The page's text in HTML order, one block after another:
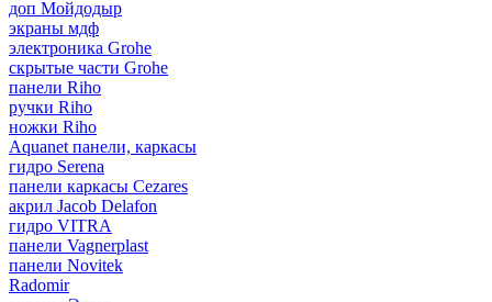
доп Мойдодыр
экраны мдф
электроника Grohe
скрытые части Grohe
панели Riho
ручки Riho
ножки Riho
Aquanet панели, каркасы
гидро Serena
панели каркасы Cezares
акрил Jacob Delafon
гидро VITRA
панели Vagnerplast
панели Novitek
Radomir